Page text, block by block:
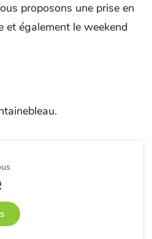
proposons une prise en
et également le weekend